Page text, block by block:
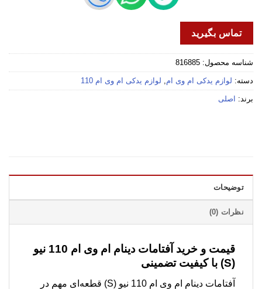
تماس بگیرید
شناسه محصول: 816885
دسته: لوازم یدکی ام وی ام, لوازم یدکی ام وی ام 110
برند: اصلی
توضیحات
نظرات (0)
قیمت و خرید آفتامات دینام ام وی ام 110 نیو
(S) با کیفیت تضمینی
آفتامات دینام ام وی ام 110 نیو (S) قطعه‌ای مهم در